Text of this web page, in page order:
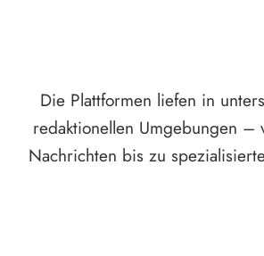
Die Plattformen liefen in
redaktionellen Umgebungen –
Nachrichten bis zu